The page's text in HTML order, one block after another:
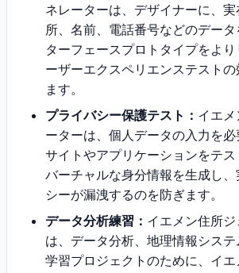
ネレーターは、デザイナーに、
所、名前、電話番号などのデー
ターフェースプロトタイプをよ
ーザーエクスペリエンステスト
ます。
プライバシー保護テスト： イエ
ーターは、個人データの入力を
サイトやアプリケーションをテス
バーチャルな身分情報を生成し
シーが漏洩するのを防ぎます。
データ分析練習： イエメン住所
は、データ分析、地理情報シス
学習プロジェクトのために、イ